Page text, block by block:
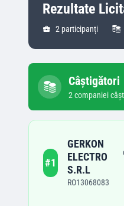
Rezultate
2 participanți
Câștigători
2 companiei
#1
GERKON
ELECTRO
S.R.L
RO13068083